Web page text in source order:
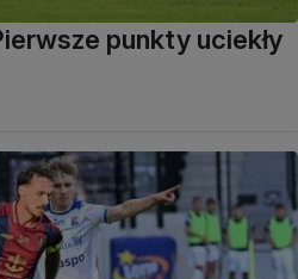
punkty uciekły